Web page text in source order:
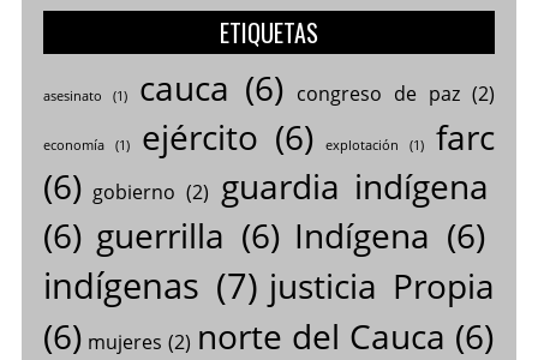
ETIQUETAS
asesinato (1) cauca (6) congreso de paz(2)
economía(1) ejército (6) explotación (1)
farc
(6) gobierno (2) guardia indígena
(6) guerrilla (6) Indígena (6)
indígenas (7) justicia Propia
(6) mujeres (2) norte del Cauca (6)